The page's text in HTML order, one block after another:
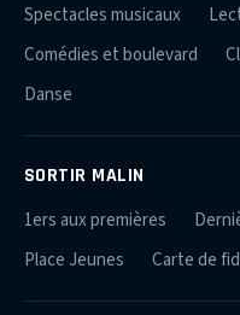
Spectacles musicaux
Comédies et boulevard
Danse
SORTIR MALIN
1ers aux premières
Place Jeunes
Carte de